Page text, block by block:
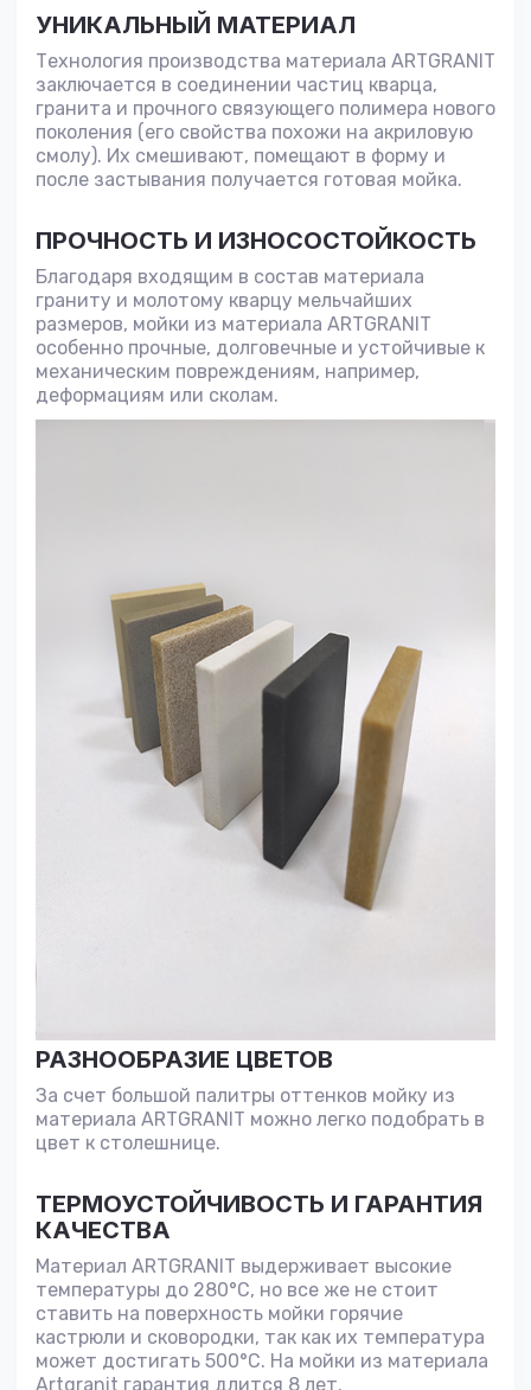
УНИКАЛЬНЫЙ МАТЕРИАЛ
Технология производства материала ARTGRANIT
заключается в соединении частиц кварца,
гранита и прочного связующего полимера нового
поколения (его свойства похожи на акриловую
смолу). Их смешивают, помещают в форму и
после застывания получается готовая мойка.
ПРОЧНОСТЬ И ИЗНОСОСТОЙКОСТЬ
Благодаря входящим в состав материала
граниту и молотому кварцу мельчайших
размеров, мойки из материала ARTGRANIT
особенно прочные, долговечные и устойчивые к
механическим повреждениям, например,
деформациям или сколам.
РАЗНООБРАЗИЕ ЦВЕТОВ
За счет большой палитры оттенков мойку из
материала ARTGRANIT можно легко подобрать в
цвет к столешнице.
ТЕРМОУСТОЙЧИВОСТЬ И ГАРАНТИЯ
КАЧЕСТВА
Материал ARTGRANIT выдерживает высокие
температуры до 280°С, но все же не стоит
ставить на поверхность мойки горячие
кастрюли и сковородки, так как их температура
может достигать 500°С. На мойки из материала
Artgranit гарантия длится 8 лет.